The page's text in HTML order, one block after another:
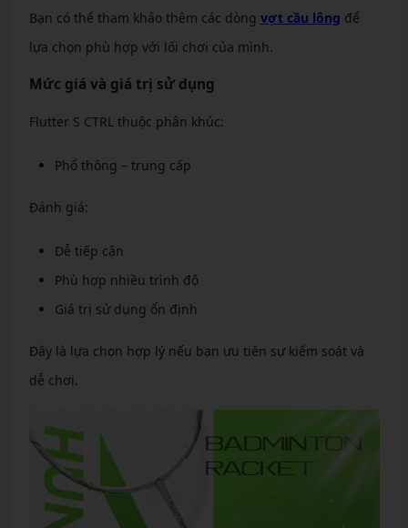
Bạn có thể tham khảo thêm các dòng vợt cầu lông để
lựa chọn phù hợp với lối chơi của mình.
Mức giá và giá trị sử dụng
Flutter S CTRL thuộc phân khúc:
Phổ thông – trung cấp
Đánh giá:
Dễ tiếp cận
Phù hợp nhiều trình độ
Giá trị sử dụng ổn định
Đây là lựa chọn hợp lý nếu bạn ưu tiên sự kiểm soát và
dễ chơi.